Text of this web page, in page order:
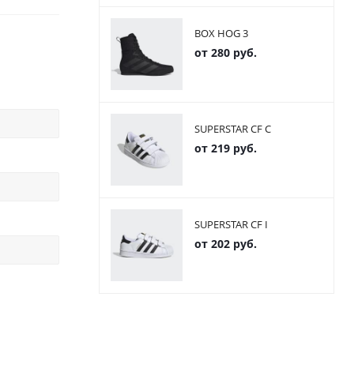
BOX HOG 3
от 280 руб.
SUPERSTAR CF C
от 219 руб.
SUPERSTAR CF I
от 202 руб.